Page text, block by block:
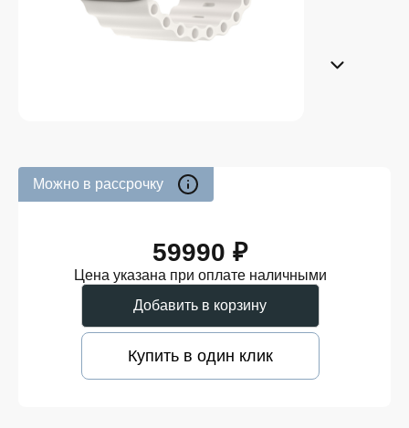
Можно в рассрочку
59990 ₽
Цена указана при оплате наличными
Добавить в корзину
Купить в один клик